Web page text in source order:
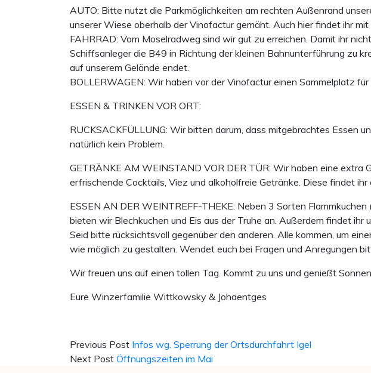
AUTO: Bitte nutzt die Parkmöglichkeiten am rechten Außenrand
unserer Wiese oberhalb der Vinofactur gemäht. Auch hier findet ihr
FAHRRAD: Vom Moselradweg sind wir gut zu erreichen. Damit ihr
Schiffsanleger die B49 in Richtung der kleinen Bahnunterführung zu
auf unserem Gelände endet.
BOLLERWAGEN: Wir haben vor der Vinofactur einen Sammelplatz
ESSEN & TRINKEN VOR ORT:
RUCKSACKFÜLLUNG: Wir bitten darum, dass mitgebrachtes Essen
natürlich kein Problem.
GETRÄNKE AM WEINSTAND VOR DER TÜR: Wir haben eine extra
erfrischende Cocktails, Viez und alkoholfreie Getränke. Diese findet
ESSEN AN DER WEINTREFF-THEKE: Neben 3 Sorten
bieten wir Blechkuchen und Eis aus der Truhe an. Außerdem findet ihr
Seid bitte rücksichtsvoll gegenüber den anderen. Alle kommen, um
wie möglich zu gestalten. Wendet euch bei Fragen und Anregungen
Wir freuen uns auf einen tollen Tag. Kommt zu uns und genießt
Eure Winzerfamilie Wittkowsky & Johaentges
Previous Post Infos wg. Sperrung der Ortsdurchfahrt Igel
Next Post Öffnungszeiten im Mai